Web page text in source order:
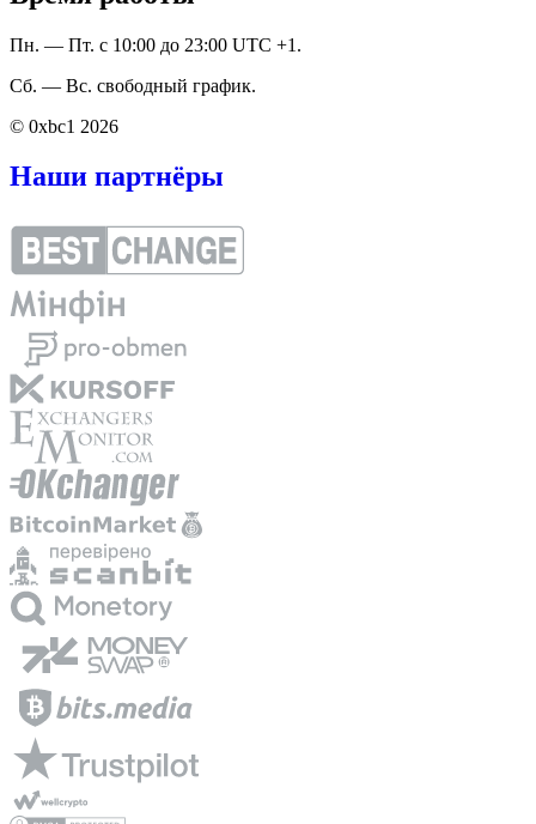
Пн. — Пт. с 10:00 до 23:00 UTC +1.
Сб. — Вс. свободный график.
© 0xbc1 2026
Наши партнёры